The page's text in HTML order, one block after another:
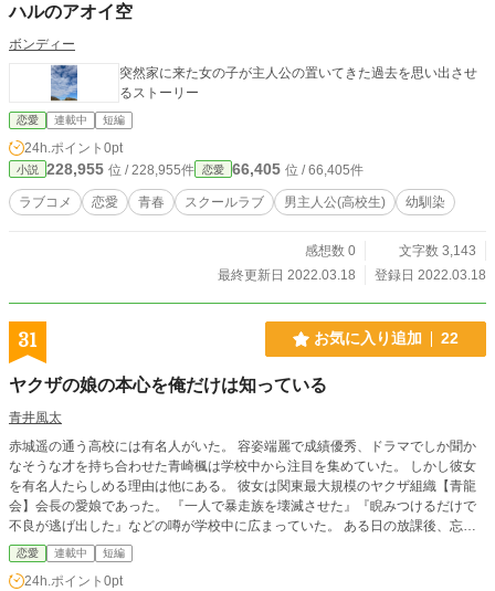
ハルのアオイ空
ボンディー
突然家に来た女の子が主人公の置いてきた過去を思い出させ
るストーリー
恋愛 連載中 短編
24h.ポイント 0pt
小説 228,955 位 / 228,955件 恋愛 66,405 位 / 66,405件
ラブコメ 恋愛 青春 スクールラブ 男主人公(高校生) 幼馴染
感想数 0
文字数 3,143
最終更新日 2022.03.18
登録日 2022.03.18
31 お気に入り追加 22
ヤクザの娘の本心を俺だけは知っている
青井風太
赤城遥の通う高校には有名人がいた。 容姿端麗で成績優秀、ドラマでしか聞か
なそうな才を持ち合わせた青崎楓は学校中から注目を集めていた。 しかし彼女
を有名人たらしめる理由は他にある。 彼女は関東最大規模のヤクザ組織【青龍
会】会長の愛娘であった。 『一人で暴走族を壊滅させた』『睨みつけるだけで
不良が逃げ出した』などの噂が学校中に広まっていた。 ある日の放課後、忘れ
物を取りに教室に戻ると遥は目撃してしまう。 ぬいぐるみに話しかけているヤ
クザの娘の姿を・・・
恋愛 連載中 短編
24h.ポイント 0pt